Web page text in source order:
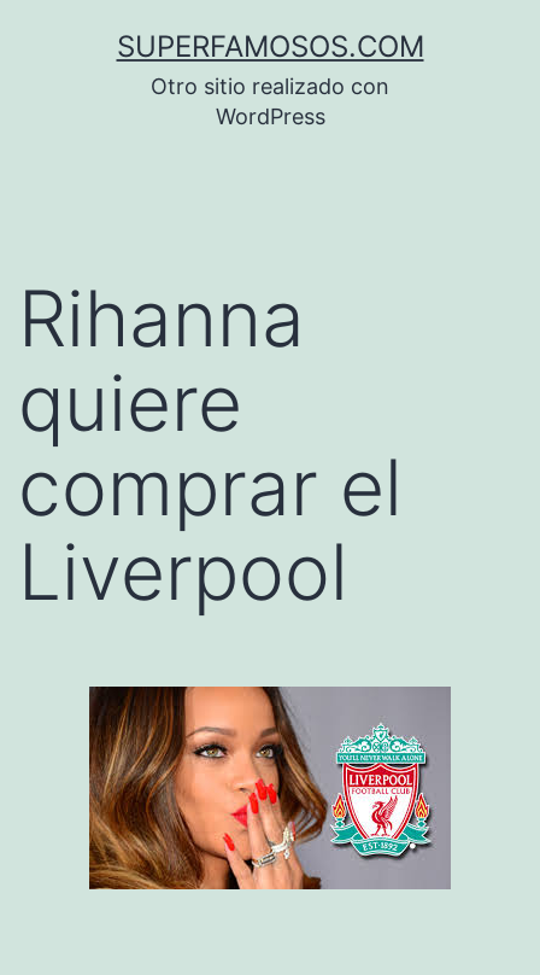
SUPERFAMOSOS.COM
Otro sitio realizado con
WordPress
Rihanna
quiere
comprar el
Liverpool